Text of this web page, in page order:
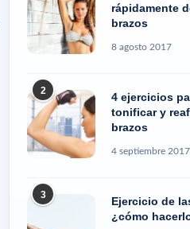
rápidamente
brazos
8 agosto 2017
2
4 ejercicios
tonificar y
brazos
4 septiembre 2017
3
Ejercicio de
¿cómo